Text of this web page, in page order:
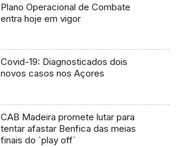
Plano Operacional de Combate
entra hoje em vigor
Covid-19: Diagnosticados dois
novos casos nos Açores
CAB Madeira promete lutar para
tentar afastar Benfica das meias
finais do `play off`